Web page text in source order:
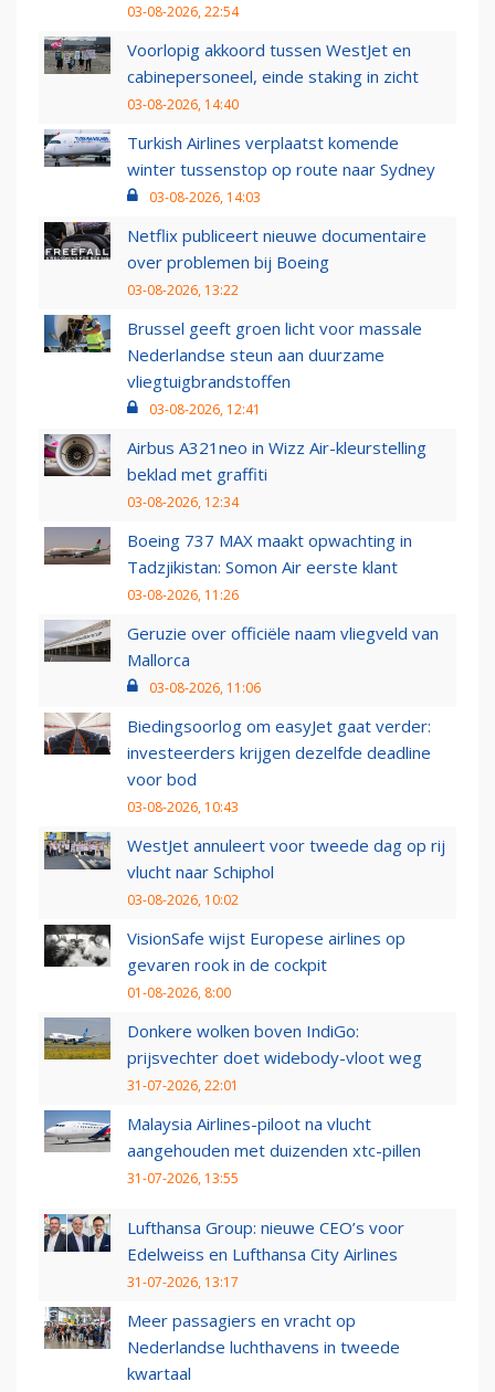
03-08-2026, 22:54
Voorlopig akkoord tussen WestJet en
cabinepersoneel, einde staking in zicht
03-08-2026, 14:40
Turkish Airlines verplaatst komende
winter tussenstop op route naar Sydney
03-08-2026, 14:03
Netflix publiceert nieuwe documentaire
over problemen bij Boeing
03-08-2026, 13:22
Brussel geeft groen licht voor massale
Nederlandse steun aan duurzame
vliegtuigbrandstoffen
03-08-2026, 12:41
Airbus A321neo in Wizz Air-kleurstelling
beklad met graffiti
03-08-2026, 12:34
Boeing 737 MAX maakt opwachting in
Tadzjikistan: Somon Air eerste klant
03-08-2026, 11:26
Geruzie over officiële naam vliegveld van
Mallorca
03-08-2026, 11:06
Biedingsoorlog om easyJet gaat verder:
investeerders krijgen dezelfde deadline
voor bod
03-08-2026, 10:43
WestJet annuleert voor tweede dag op rij
vlucht naar Schiphol
03-08-2026, 10:02
VisionSafe wijst Europese airlines op
gevaren rook in de cockpit
01-08-2026, 8:00
Donkere wolken boven IndiGo:
prijsvechter doet widebody-vloot weg
31-07-2026, 22:01
Malaysia Airlines-piloot na vlucht
aangehouden met duizenden xtc-pillen
31-07-2026, 13:55
Lufthansa Group: nieuwe CEO’s voor
Edelweiss en Lufthansa City Airlines
31-07-2026, 13:17
Meer passagiers en vracht op
Nederlandse luchthavens in tweede
kwartaal